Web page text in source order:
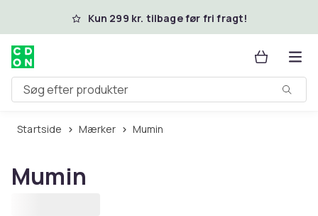
Spring til hovedindhold
Kun 299 kr. tilbage før fri fragt!
Søg efter produkter
Startside Mærker Mumin
Mumin